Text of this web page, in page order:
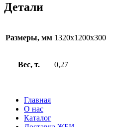
Детали
Размеры, мм 1320x1200x300
Вес, т. 0,27
Главная
О нас
Каталог